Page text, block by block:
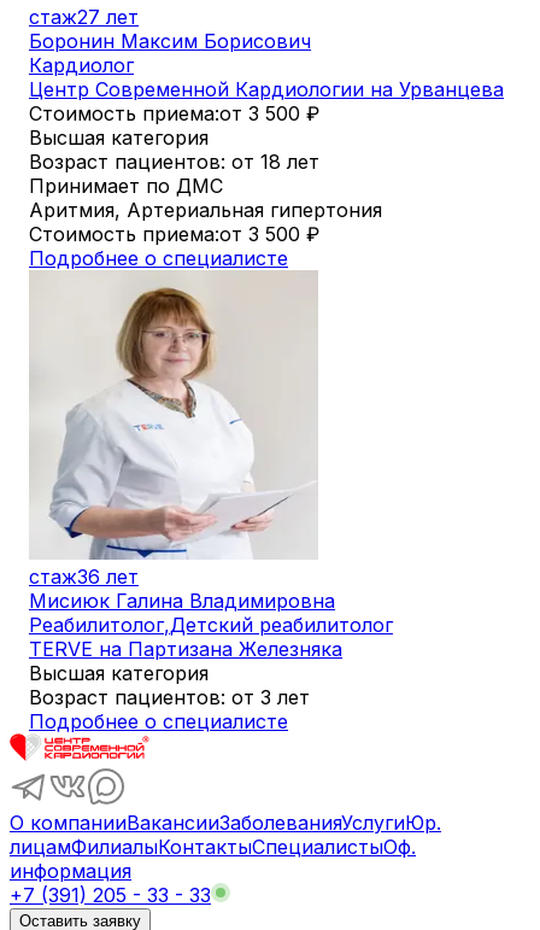
стаж27 лет
Боронин Максим Борисович
Кардиолог
Центр Современной Кардиологии на Урванцева
Стоимость приема:от 3 500 ₽
Высшая категория
Возраст пациентов: от 18 лет
Принимает по ДМС
Аритмия, Артериальная гипертония
Стоимость приема:от 3 500 ₽
Подробнее о специалисте
стаж36 лет
Мисиюк Галина Владимировна
Реабилитолог,Детский реабилитолог
TERVE на Партизана Железняка
Высшая категория
Возраст пациентов: от 3 лет
Подробнее о специалисте
О компанииВакансииЗаболеванияУслугиЮр.
лицамФилиалыКонтактыСпециалистыОф.
информация
+7 (391) 205 - 33 - 33
Оставить заявку